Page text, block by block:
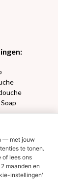
— met jouw
te tonen.
of lees ons
maanden en
instellingen'